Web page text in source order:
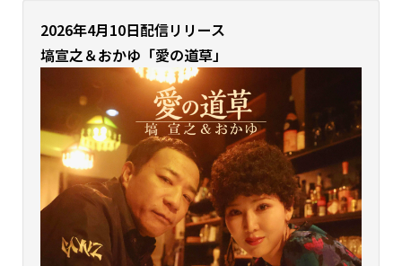
2026年4月10日配信リリース
塙宣之＆おかゆ「愛の道草」